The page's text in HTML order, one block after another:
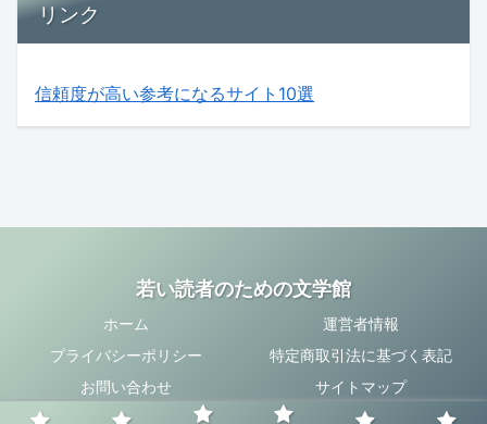
リンク
信頼度が高い参考になるサイト10選
若い読者のための文学館
ホーム
運営者情報
プライバシーポリシー
特定商取引法に基づく表記
お問い合わせ
サイトマップ